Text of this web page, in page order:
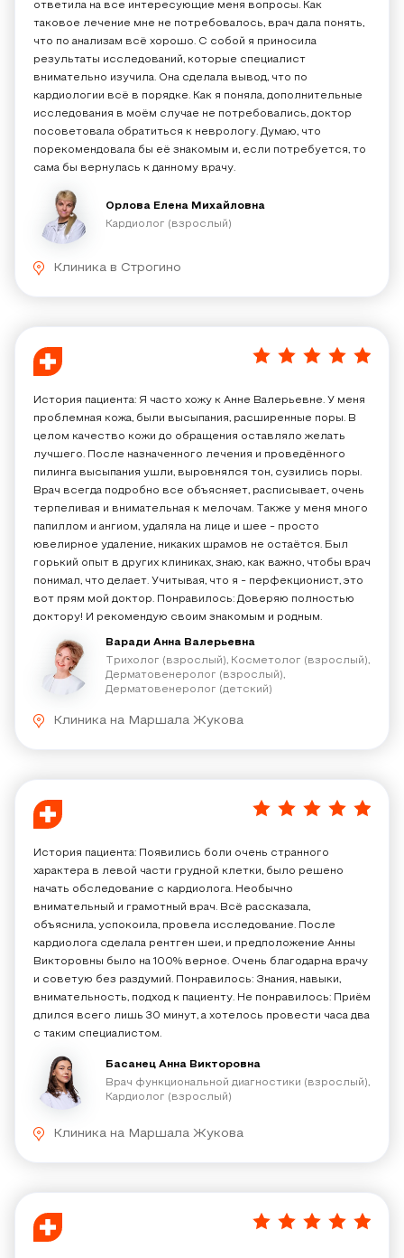
ответила на все интересующие меня вопросы. Как
таковое лечение мне не потребовалось, врач дала понять,
что по анализам​ всё хорошо. С собой я приносила
результаты исследований, которые специалист
внимательно изучила. Она сделала вывод, что по
кардиологии всё в порядке. Как я поняла, дополнительные
исследования в моём случае не потребовались, доктор
посоветовала обратиться к неврологу. Думаю, что
порекомендовала бы её знакомым и, если потребуется, то
сама бы вернулась к данному врачу.
Орлова Елена Михайловна
Кардиолог (взрослый)
Клиника в Строгино
5/5
История пациента: Я часто хожу к Анне Валерьевне. У меня
проблемная кожа, были высыпания, расширенные поры. В
целом качество кожи до обращения оставляло желать
лучшего. После назначенного лечения и проведённого
пилинга​ высыпания ушли, выровнялся тон, сузились поры.
Врач всегда подробно все объясняет, расписывает, очень
терпеливая и внимательная к мелочам. Также у меня много
папиллом​ и ангиом​, удаляла на лице и шее - просто
ювелирное удаление, никаких шрамов не остаётся. Был
горький опыт в других клиниках, знаю, как важно, чтобы врач
понимал, что делает. Учитывая, что я - перфекционист, это
вот прям мой доктор. Понравилось: Доверяю полностью
доктору! И рекомендую своим знакомым и родным.
Варади Анна Валерьевна
Трихолог (взрослый), Косметолог (взрослый),
Дерматовенеролог (взрослый),
Дерматовенеролог (детский)
Клиника на Маршала Жукова
5/5
История пациента: Появились боли очень странного
характера в левой части грудной клетки, было решено
начать обследование с кардиолога. Необычно
внимательный и грамотный врач. Всё рассказала,
объяснила, успокоила, провела исследование. После
кардиолога сделала рентген​ шеи, и предположение Анны
Викторовны было на 100% верное. Очень благодарна врачу
и советую без раздумий. Понравилось: Знания, навыки,
внимательность, подход к пациенту. Не понравилось: Приём
длился всего лишь 30 минут, а хотелось провести часа два
с таким специалистом.
Басанец Анна Викторовна
Врач функциональной диагностики (взрослый),
Кардиолог (взрослый)
Клиника на Маршала Жукова
5/5